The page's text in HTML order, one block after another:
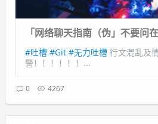
「网络聊天指南（伪」不要问
#吐槽 #Git #无力吐槽 行文混乱及
警！！！！！！...
0 4267